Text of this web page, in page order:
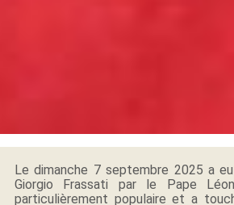
Le dimanche 7 septembre 2025 a
Giorgio Frassati par le Pape
particulièrement populaire et a